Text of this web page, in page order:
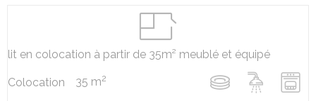
lit en colocation à partir de 35m² meublé et équipé
Colocation 35 m2